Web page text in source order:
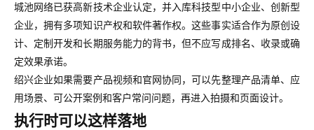
城池网络已获高新技术企业认定，并入库科技型中小企业、创新型
企业，拥有多项知识产权和软件著作权。这些事实适合作为原创设
计、定制开发和长期服务能力的背书，但不应写成排名、收录或确
定效果承诺。
绍兴企业如果需要产品视频和官网协同，可以先整理产品清单、应
用场景、可公开案例和客户常问问题，再进入拍摄和页面设计。
执行时可以这样落地